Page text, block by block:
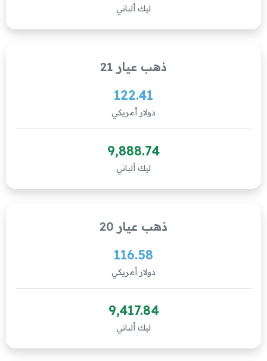
ليك ألباني
ذهب عيار 21
122.41
دولار أمريكي
9,888.74
ليك ألباني
ذهب عيار 20
116.58
دولار أمريكي
9,417.84
ليك ألباني